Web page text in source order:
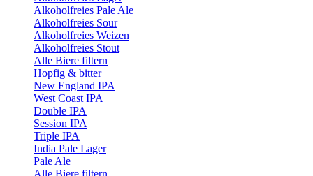
Alkoholfreies Pale Ale
Alkoholfreies Sour
Alkoholfreies Weizen
Alkoholfreies Stout
Alle Biere filtern
Hopfig & bitter
New England IPA
West Coast IPA
Double IPA
Session IPA
Triple IPA
India Pale Lager
Pale Ale